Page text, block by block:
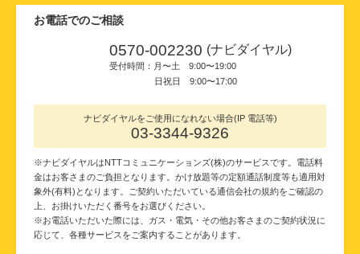
お電話でのご相談
0570-002230 (ナビダイヤル)
受付時間：月〜土 9:00〜19:00
日祝日 9:00〜17:00
ナビダイヤルをご使用になれない場合(IP 電話等)
03-3344-9326
※ナビダイヤルはNTTコミュニケーションズ(株)のサービスです。電話料
金はお客さまのご負担となります。かけ放題等の定額通話制度等も適用対
象外(有料)となります。ご契約いただいている通信会社の規約をご確認の
上、お掛けいただく番号をお選びください。
※お電話いただいた際には、ガス・電気・その他お客さまのご契約状況に
応じて、各種サービスをご案内することがあります。